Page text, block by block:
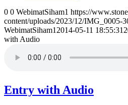
0 0 WebimatSiham1 https://
content/uploads/2023/12/IMG_0005-
WebimatSiham1 2014-05-11 18:55:31
with Audio
Entry with Audio